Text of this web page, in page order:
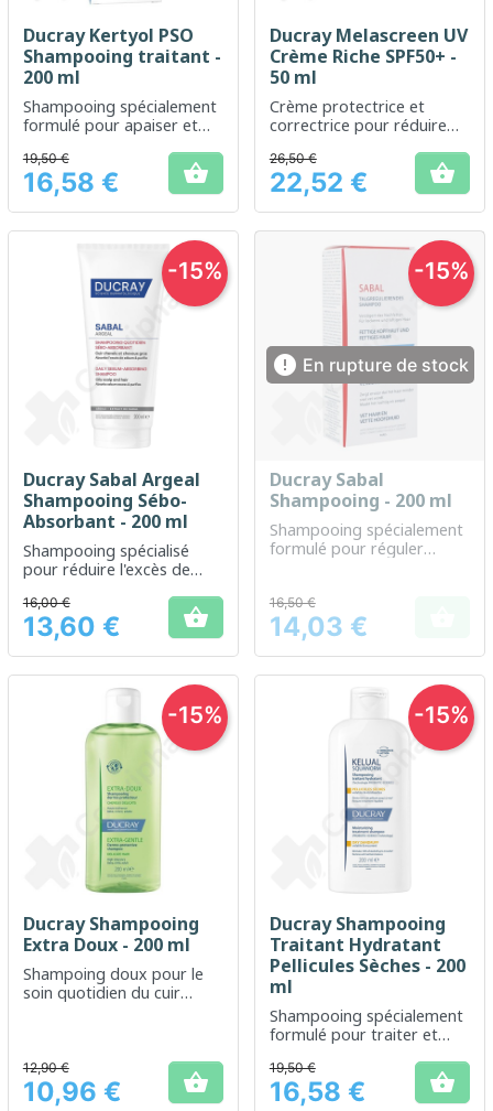
Ducray Kertyol PSO
Shampooing traitant -
200 ml
Shampooing spécialement
formulé pour apaiser et
du cuir chevelu
Prix
19,50 €
16,58 € 
Ducray Melascreen UV
Crème Riche SPF50+ -
50 ml
Crème protectrice et
correctrice pour réduire
Prix
26,50 €
22,52 € 
Ducray Sabal Argeal
Shampooing Sébo-
Absorbant - 200 ml
Shampooing spécialisé
pour réduire l'excès de
chevelu gras
Prix
16,00 €
13,60 € 
-15%
 En rupture de stock
Ducray Sabal
Shampooing - 200 ml
Shampooing spécialement
formulé pour réguler
Prix
16,50 €
14,03 €
-15%
Ducray Shampooing
Extra Doux - 200 ml
Shampoing doux pour le
soin quotidien du cuir
Prix
12,90 €
10,96 € 
-15%
Ducray Shampooing
Traitant Hydratant
Pellicules Sèches - 200
ml
Shampooing spécialement
formulé pour traiter et
Prix
19,50 €
16,58 € 
-15%